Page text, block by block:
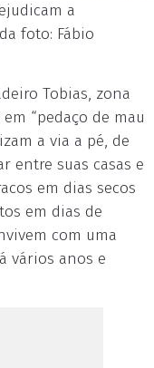
a
foto: Fábio
Tobias, zona
“pedaço de mau
a via a pé, de
entre suas casas e
em dias secos
em dias de
com uma
vários anos e